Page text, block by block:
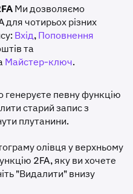
Ми дозволяємо
для чотирьох різних
Вхід,Поповнення
та
Майстер-ключ.
певну функцію
старий запис з
плутанини.
олівця у верхньому
2FA, яку ви хочете
"Видалити" внизу